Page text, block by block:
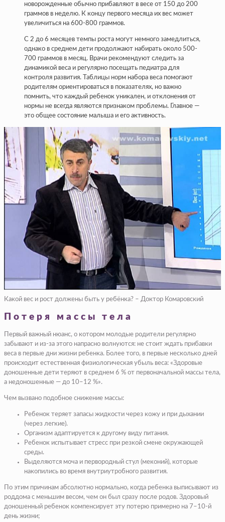
новорожденные обычно прибавляют в весе от 150 до 200
граммов в неделю. К концу первого месяца их вес может
увеличиться на 600-800 граммов.
С 2 до 6 месяцев темпы роста могут немного замедлиться,
однако в среднем дети продолжают набирать около 500-
700 граммов в месяц. Врачи рекомендуют следить за
динамикой веса и регулярно посещать педиатра для
контроля развития. Таблицы норм набора веса помогают
родителям ориентироваться в показателях, но важно
помнить, что каждый ребенок уникален, и отклонения от
нормы не всегда являются признаком проблемы. Главное —
это общее состояние малыша и его активность.
Какой вес и рост должены быть у ребёнка? – Доктор Комаровский
Потеря массы тела
Первый важный нюанс, о котором молодые родители регулярно
забывают и из-за этого напрасно волнуются: не стоит ждать прибавки
веса в первые дни жизни ребенка. Более того, в первые несколько дней
происходит естественная физиологическая убыль веса: «Здоровые
доношенные дети теряют в среднем 6 % от первоначальной массы тела,
а недоношенные — до 10–12 %».
Чем вызвано подобное снижение массы:
Ребенок теряет запасы жидкости через кожу и при дыхании
(через легкие).
Организм адаптируется к другому виду питания.
Ребенок испытывает стресс при резкой смене окружающей
среды.
Выделяются моча и первородный стул (меконий), которые
накопились во время внутриутробного развития.
По этим причинам абсолютно нормально, когда ребенка выписывают из
роддома с меньшим весом, чем он был сразу после родов. Здоровый
доношенный ребенок компенсирует эту потерю примерно на 7–10-й
день жизни;